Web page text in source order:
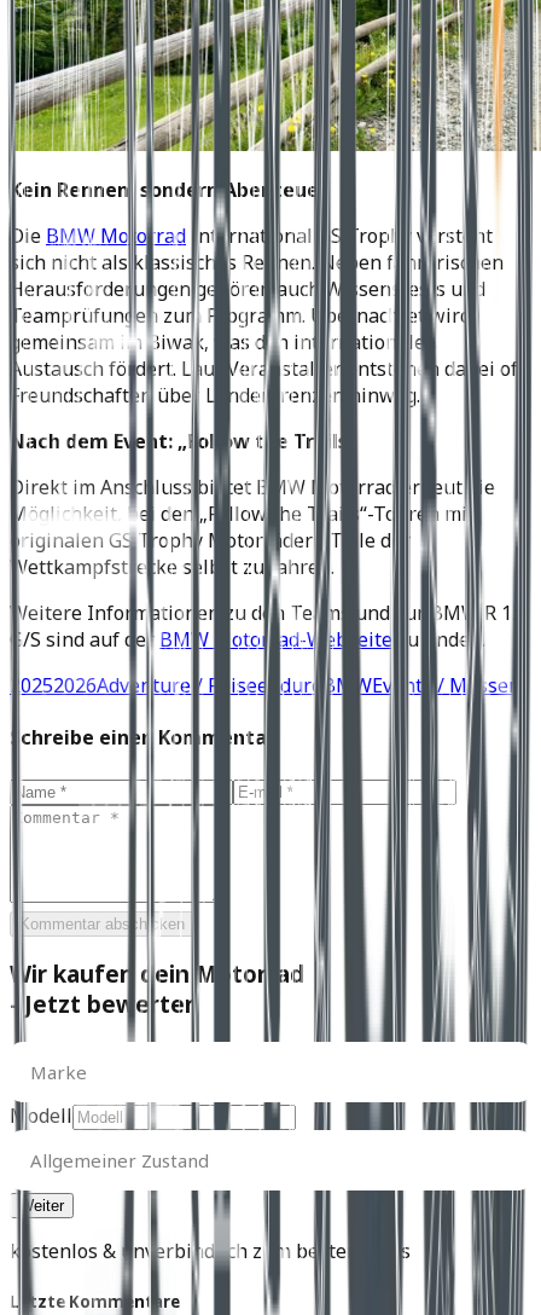
Kein Rennen, sondern Abenteuer
Die BMW Motorrad International GS Trophy versteht
sich nicht als klassisches Rennen. Neben fahrerischen
Herausforderungen gehören auch Wissenstests und
Teamprüfungen zum Programm. Übernachtet wird
gemeinsam im Biwak, was den internationalen
Austausch fördert. Laut Veranstalter entstehen dabei oft
Freundschaften über Ländergrenzen hinweg.
Nach dem Event: „Follow the Trails“
Direkt im Anschluss bietet BMW Motorrad erneut die
Möglichkeit, bei den „Follow the Trails“-Touren mit
originalen GS Trophy Motorrädern Teile der
Wettkampfstrecke selbst zu fahren.
Weitere Informationen zu den Teams und zur BMW R 12
G/S sind auf der BMW Motorrad-Webseite zu finden.
20252026Adventure / Reiseenduro BMWEvents / Messen
Schreibe einen Kommentar
Kommentar abschicken
Wir kaufen dein Motorrad
- Jetzt bewerten
Marke
Marke
Modell
Allgemeiner
Zustand
Allgemeiner Zustand
kostenlos & unverbindlich zum besten Preis
Letzte Kommentare